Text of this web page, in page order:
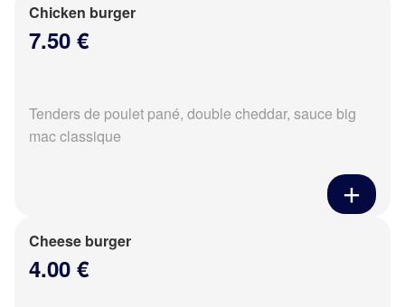
Chicken burger
7.50 €
Tenders de poulet pané, double cheddar, sauce big
mac classique
Cheese burger
4.00 €